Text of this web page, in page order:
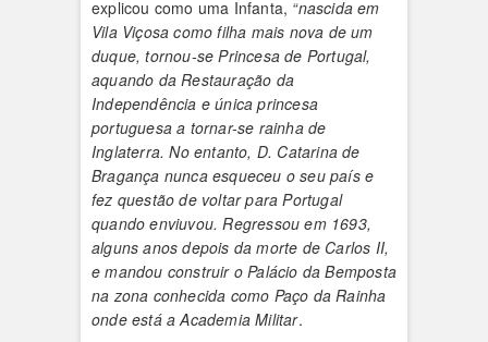
explicou como uma Infanta, “nascida em
Vila Viçosa como filha mais nova de um
duque, tornou-se Princesa de Portugal,
aquando da Restauração da
Independência e única princesa
portuguesa a tornar-se rainha de
Inglaterra. No entanto, D. Catarina de
Bragança nunca esqueceu o seu país e
fez questão de voltar para Portugal
quando enviuvou. Regressou em 1693,
alguns anos depois da morte de Carlos II,
e mandou construir o Palácio da Bemposta
na zona conhecida como Paço da Rainha
onde está a Academia Militar.